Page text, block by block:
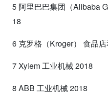
5 阿里巴巴集团（Alibaba
18
6 克罗格（Kroger） 食品
7 Xylem 工业机械 2018
8 ABB 工业机械 2018